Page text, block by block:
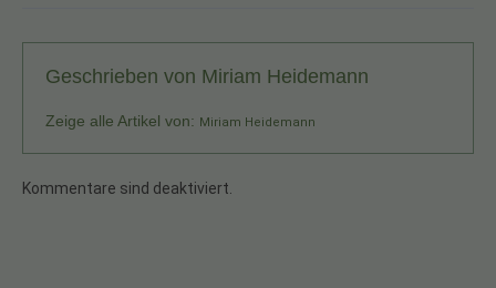
Geschrieben von Miriam Heidemann
Zeige alle Artikel von: Miriam Heidemann
Kommentare sind deaktiviert.